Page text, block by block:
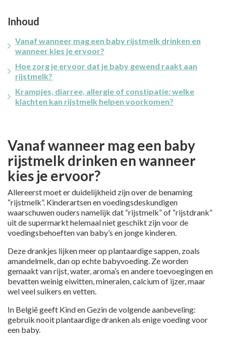
Inhoud
Vanaf wanneer mag een baby rijstmelk drinken en
wanneer kies je ervoor?
Hoe zorg je ervoor dat je baby gewend raakt aan
rijstmelk?
Krampjes, diarree, allergie of constipatie: welke
klachten kan rijstmelk helpen voorkomen?
Vanaf wanneer mag een baby
rijstmelk drinken en wanneer
kies je ervoor?
Allereerst moet er duidelijkheid zijn over de benaming
“rijstmelk”. Kinderartsen en voedingsdeskundigen
waarschuwen ouders namelijk dat “rijstmelk” of “rijstdrank”
uit de supermarkt helemaal niet geschikt zijn voor de
voedingsbehoeften van baby’s en jonge kinderen.
Deze drankjes lijken meer op plantaardige sappen, zoals
amandelmelk, dan op echte babyvoeding. Ze worden
gemaakt van rijst, water, aroma’s en andere toevoegingen en
bevatten weinig eiwitten, mineralen, calcium of ijzer, maar
wel veel suikers en vetten.
In België geeft Kind en Gezin de volgende aanbeveling:
gebruik nooit plantaardige dranken als enige voeding voor
een baby.